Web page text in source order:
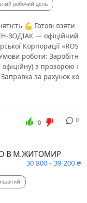
робочий день
💪 Готові взяти
ЗОДІАК — офіційний
Корпорації «ROS
роботи: Заробітн
з прозорою і
за рахунок ко
0
0
В М.ЖИТОМИР
30 800 - 39 200 ₴